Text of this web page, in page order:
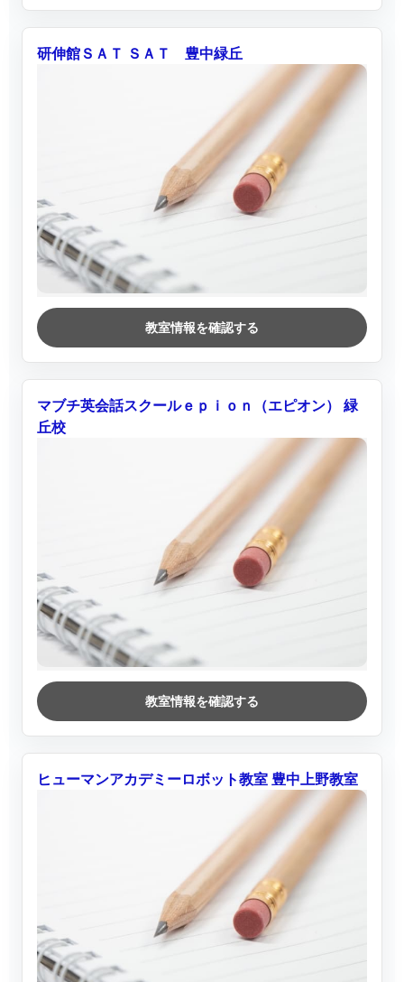
研伸館ＳＡＴ ＳＡＴ 豊中緑丘
教室情報を確認する
マブチ英会話スクールｅｐｉｏｎ（エピオン） 緑
丘校
教室情報を確認する
ヒューマンアカデミーロボット教室 豊中上野教室